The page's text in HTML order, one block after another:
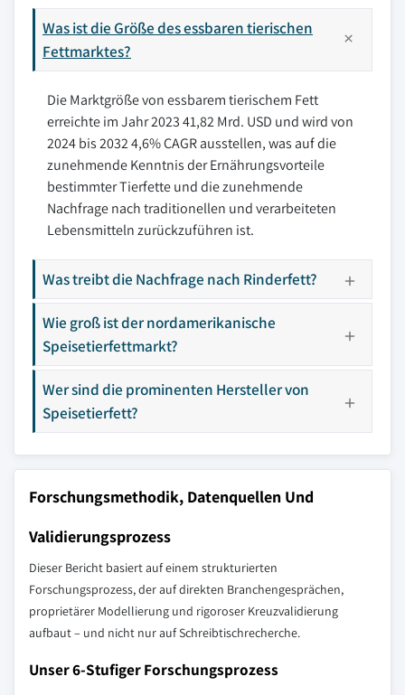
Was ist die Größe des essbaren tierischen
Fettmarktes?
Die Marktgröße von essbarem tierischem Fett
erreichte im Jahr 2023 41,82 Mrd. USD und wird von
2024 bis 2032 4,6% CAGR ausstellen, was auf die
zunehmende Kenntnis der Ernährungsvorteile
bestimmter Tierfette und die zunehmende
Nachfrage nach traditionellen und verarbeiteten
Lebensmitteln zurückzuführen ist.
Was treibt die Nachfrage nach Rinderfett?
Wie groß ist der nordamerikanische
Speisetierfettmarkt?
Wer sind die prominenten Hersteller von
Speisetierfett?
Forschungsmethodik, Datenquellen Und
Validierungsprozess
Dieser Bericht basiert auf einem strukturierten
Forschungsprozess, der auf direkten Branchengesprächen,
proprietärer Modellierung und rigoroser Kreuzvalidierung
aufbaut – und nicht nur auf Schreibtischrecherche.
Unser 6-Stufiger Forschungsprozess